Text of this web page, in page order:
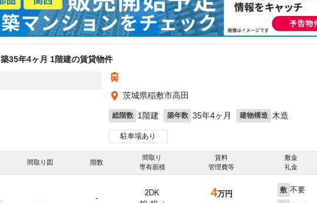
築35年4ヶ月 1階建の賃貸物件
茨城県稲敷市高田
総階数 1階建 築年数 35年4ヶ月 建物構造 木造
駐車場あり
間取り図 階数
間取り
専有面積
賃料
管理費等
敷金
礼金
-
2DK
4万円
敷 不要